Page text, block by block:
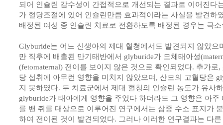
되어 인슐린 감수성이 간접적으로 개선되는 결과로 이어진다
가 혈당조절에 있어 인슐린만큼 효과적이라는 사실을 발견하
배정된 여성 중 인슐린 치료로 전환하도록 배정된 경우는 극
Glyburide는 어느 신생아의 제대 혈청에서도 발견되지 않았으
만 직후에 배출된 만기태반에서 glyburide가 모체태아성
(fetomaternal) 전이를 보이지 않은 것으로 확인되었다. 추가로
당 섭취에 아무런 영향을 미치지 않았으며, 산모의 고혈당은
지 못하였다. 두 치료군에서 제대 혈청의 인슐린 농도가 유사
glyburide가 태아에게 영향을 주었다 하더라도 그 영향은 아주
를 밴 쥐를 대상으로 이루어진 연구에서는 삼중 수소 표지가
하여 전이된 것이 발견되었다. 그러나 이러한 연구결과는 다